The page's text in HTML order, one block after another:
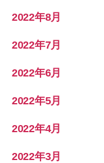
2022年8月
2022年7月
2022年6月
2022年5月
2022年4月
2022年3月